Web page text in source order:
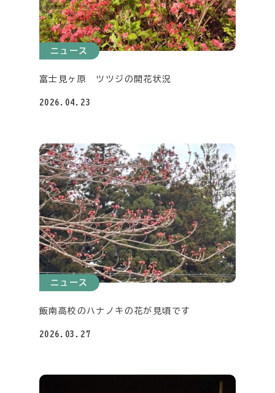
ニュース
富士見ヶ原 ツツジの開花状況
2026.04.23
ニュース
飯南高校のハナノキの花が見頃です
2026.03.27